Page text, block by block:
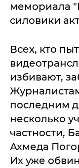
мемориала
силовики
Всех, кто
избивают,
последним
несколько
частности,
Ахмеда
Их уже